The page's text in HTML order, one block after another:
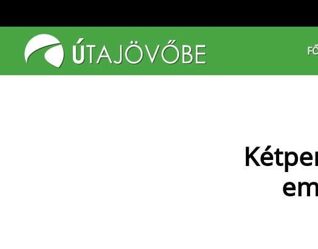
Fő tartalom átugrása